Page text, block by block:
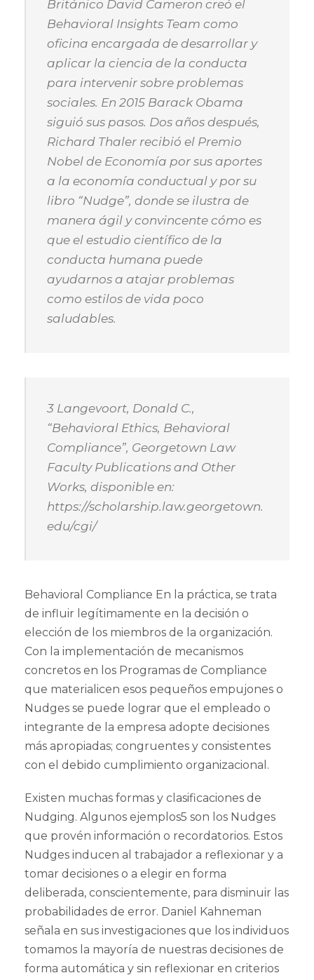
Británico David Cameron creó el
Behavioral Insights Team como
oficina encargada de desarrollar y
aplicar la ciencia de la conducta
para intervenir sobre problemas
sociales. En 2015 Barack Obama
siguió sus pasos. Dos años después,
Richard Thaler recibió el Premio
Nobel de Economía por sus aportes
a la economía conductual y por su
libro “Nudge”, donde se ilustra de
manera ágil y convincente cómo es
que el estudio científico de la
conducta humana puede
ayudarnos a atajar problemas
como estilos de vida poco
saludables.
3 Langevoort, Donald C.,
“Behavioral Ethics, Behavioral
Compliance”, Georgetown Law
Faculty Publications and Other
Works, disponible en:
https://scholarship.law.georgetown.
edu/cgi/
Behavioral Compliance En la práctica, se trata
de influir legítimamente en la decisión o
elección de los miembros de la organización.
Con la implementación de mecanismos
concretos en los Programas de Compliance
que materialicen esos pequeños empujones o
Nudges se puede lograr que el empleado o
integrante de la empresa adopte decisiones
más apropiadas; congruentes y consistentes
con el debido cumplimiento organizacional.
Existen muchas formas y clasificaciones de
Nudging. Algunos ejemplos5 son los Nudges
que provén información o recordatorios. Estos
Nudges inducen al trabajador a reflexionar y a
tomar decisiones o a elegir en forma
deliberada, conscientemente, para disminuir las
probabilidades de error. Daniel Kahneman
señala en sus investigaciones que los individuos
tomamos la mayoría de nuestras decisiones de
forma automática y sin reflexionar en criterios